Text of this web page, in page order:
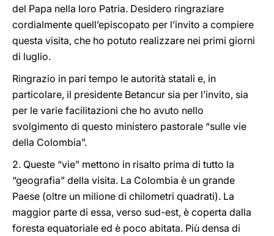
del Papa nella loro Patria. Desidero ringraziare
cordialmente quell’episcopato per l’invito a compiere
questa visita, che ho potuto realizzare nei primi giorni
di luglio.
Ringrazio in pari tempo le autorità statali e, in
particolare, il presidente Betancur sia per l’invito, sia
per le varie facilitazioni che ho avuto nello
svolgimento di questo ministero pastorale “sulle vie
della Colombia”.
2. Queste “vie” mettono in risalto prima di tutto la
“geografia” della visita. La Colombia è un grande
Paese (oltre un milione di chilometri quadrati). La
maggior parte di essa, verso sud-est, è coperta dalla
foresta equatoriale ed è poco abitata. Più densa di